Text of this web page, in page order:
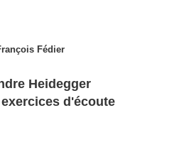
Fédier
Heidegger
d'écoute